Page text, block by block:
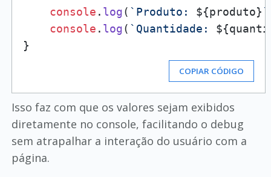
console . log( `Produto: ${produto}`
console . log( `Quantidade:
COPIAR CÓDIGO
Isso faz com que os valores sejam exibidos
diretamente no console, facilitando o debug
sem atrapalhar a interação do usuário com a
página.